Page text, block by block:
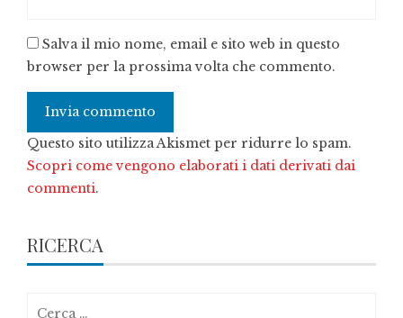
Salva il mio nome, email e sito web in questo
browser per la prossima volta che commento.
Questo sito utilizza Akismet per ridurre lo spam.
Scopri come vengono elaborati i dati derivati dai
commenti.
RICERCA